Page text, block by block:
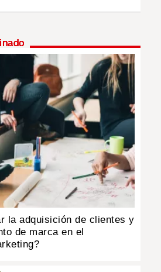
la adquisición de clientes y
de marca en el